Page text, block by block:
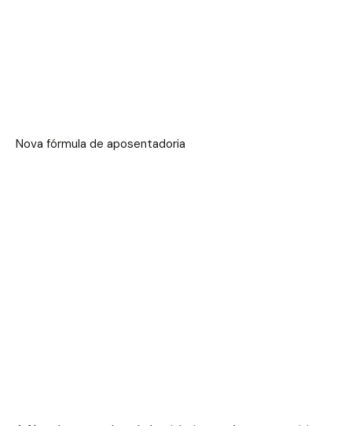
Nova fórmula de aposentadoria